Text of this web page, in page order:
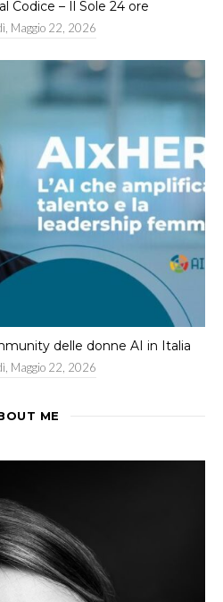
Codice – Il Sole 24 ore
Maggio 22, 2026
delle donne AI in Italia
Maggio 22, 2026
ME